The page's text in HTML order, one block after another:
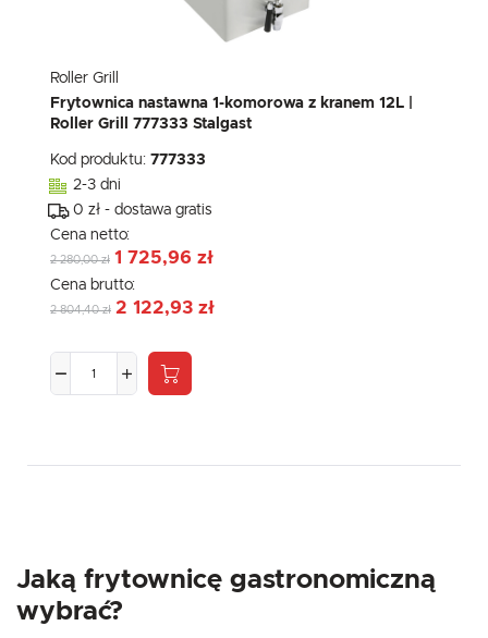
Roller Grill
Frytownica nastawna 1-komorowa z kranem 12L |
Roller Grill 777333 Stalgast
Kod produktu: 777333
2-3 dni
0 zł - dostawa gratis
Cena netto:
2 280,00 zł 1 725,96 zł
Cena brutto:
2 804,40 zł 2 122,93 zł
Jaką frytownicę gastronomiczną
wybrać?